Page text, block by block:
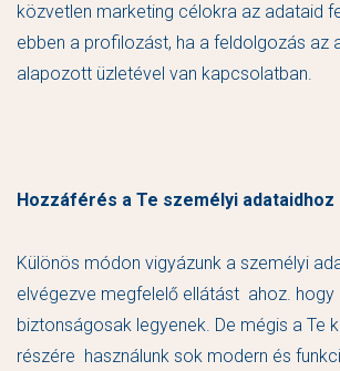
közvetlen marketing célokra az adataid
ebben a profilozást, ha a feldolgozás az
alapozott üzletével van kapcsolatban.
Hozzáférés a Te személyi adataidhoz
Különös módon vigyázunk a személyi
elvégezve megfelelő ellátást ahoz. hogy
biztonságosak legyenek. De mégis a Te
részére használunk sok modern és